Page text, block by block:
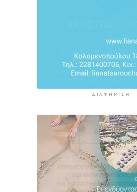
συνεργασία έως το 2030
6 ώρες 17 λεπτά πρίν
ΔΙΑΦΉΜΙΣΗ